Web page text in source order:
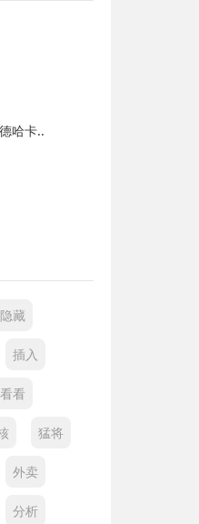
哈卡..
隐藏
插入
看看
猛将
外卖
分析